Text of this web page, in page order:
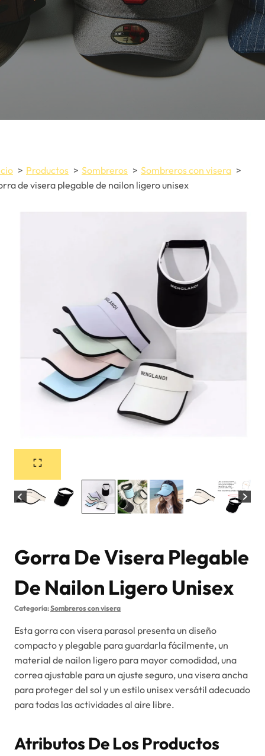
Productos Sombreros
Sombreros con visera
de visera plegable de nailon ligero unisex
Gorra De Visera Plegable
De Nailon Ligero Unisex
Categoría:Sombreros con visera
Esta gorra con visera parasol presenta un diseño
compacto y plegable para guardarla fácilmente, un
material de nailon ligero para mayor comodidad, una
correa ajustable para un ajuste seguro, una visera ancha
para proteger del sol y un estilo unisex versátil adecuado
para todas las actividades al aire libre.
Atributos De Los Productos